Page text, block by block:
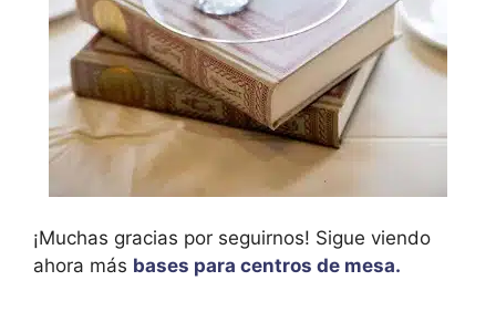
¡Muchas gracias por seguirnos! Sigue viendo
ahora más bases para centros de mesa.